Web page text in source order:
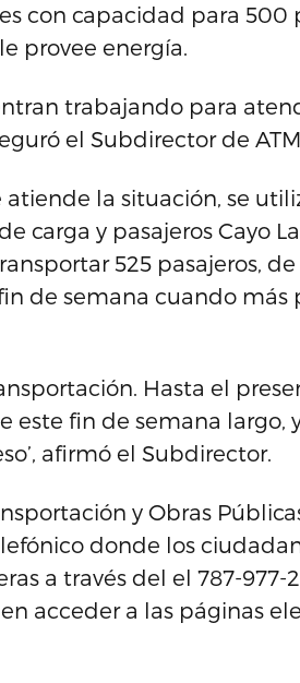
con capacidad para 500
provee energía.
trabajando para
el Subdirector de
atiende la situación, se
carga y pasajeros Cayo
525 pasajeros,
de semana cuando más
Hasta el
este fin de semana largo,
afirmó el Subdirector.
y Obras
donde los
a través del el 787-
acceder a las páginas